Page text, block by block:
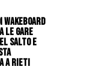
Wakeboard
le gare
Salto e
a Rieti